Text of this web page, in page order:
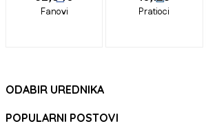
Fanovi Pratioci
ODABIR UREDNIKA
POPULARNI POSTOVI